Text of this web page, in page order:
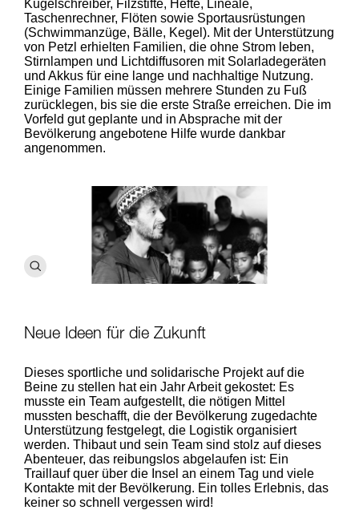
Kugelschreiber, Filzstifte, Hefte, Lineale,
Taschenrechner, Flöten sowie Sportausrüstungen
(Schwimmanzüge, Bälle, Kegel). Mit der Unterstützung
von Petzl erhielten Familien, die ohne Strom leben,
Stirnlampen und Lichtdiffusoren mit Solarladegeräten
und Akkus für eine lange und nachhaltige Nutzung.
Einige Familien müssen mehrere Stunden zu Fuß
zurücklegen, bis sie die erste Straße erreichen. Die im
Vorfeld gut geplante und in Absprache mit der
Bevölkerung angebotene Hilfe wurde dankbar
angenommen.
Neue Ideen für die Zukunft
Dieses sportliche und solidarische Projekt auf die
Beine zu stellen hat ein Jahr Arbeit gekostet: Es
musste ein Team aufgestellt, die nötigen Mittel
mussten beschafft, die der Bevölkerung zugedachte
Unterstützung festgelegt, die Logistik organisiert
werden. Thibaut und sein Team sind stolz auf dieses
Abenteuer, das reibungslos abgelaufen ist: Ein
Traillauf quer über die Insel an einem Tag und viele
Kontakte mit der Bevölkerung. Ein tolles Erlebnis, das
keiner so schnell vergessen wird!